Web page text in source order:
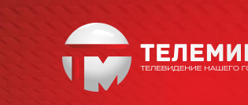
Уссурийска